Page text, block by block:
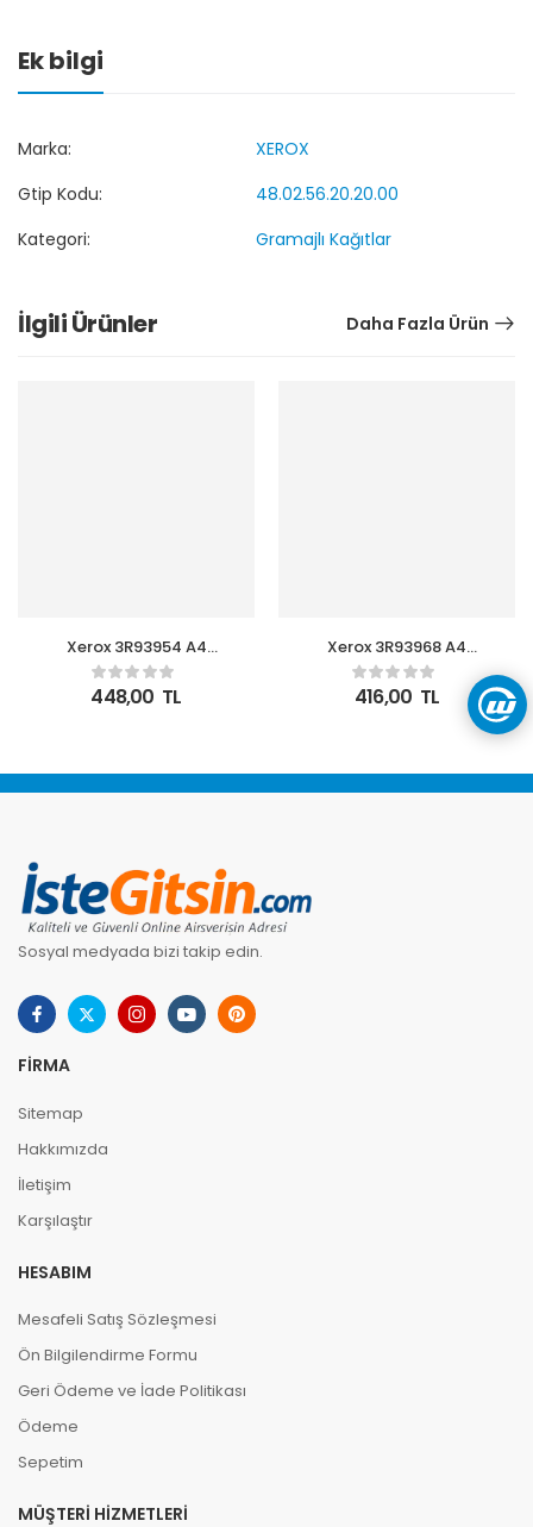
Ek bilgi
Marka:
XEROX
Gtip Kodu:
48.02.56.20.20.00
Kategori:
Gramajlı Kağıtlar
İlgili Ürünler Daha Fazla Ürün
Xerox 3R93954 A4
Symphony Kırmızı 80gr
448,00 TL
Xerox 3R93968 A4
Symphony Mavi 80gr
416,00 TL
Sosyal medyada bizi takip edin.
FIRMA
Sitemap
Hakkımızda
İletişim
Karşılaştır
HESABIM
Mesafeli Satış Sözleşmesi
Ön Bilgilendirme Formu
Geri Ödeme ve İade Politikası
Ödeme
Sepetim
MÜŞTERI HIZMETLERI